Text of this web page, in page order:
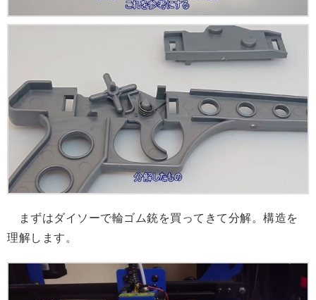
まずはダイソーで輪ゴム銃を買ってきて分解。構造を
理解します。